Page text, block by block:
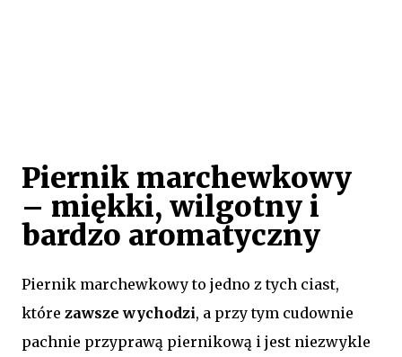
Piernik marchewkowy
– miękki, wilgotny i
bardzo aromatyczny
Piernik marchewkowy to jedno z tych ciast,
które zawsze wychodzi, a przy tym cudownie
pachnie przyprawą piernikową i jest niezwykle